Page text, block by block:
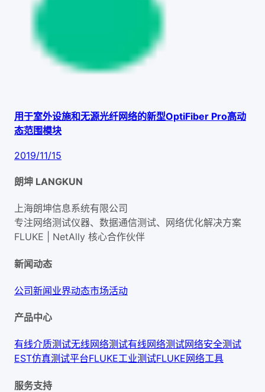
用于室外设施和无源光纤网络的新型OptiFiber Pro高动
态范围模块
2019/11/15
朗坤 LANGKUN
上海朗坤信息系统有限公司
专注网络测试仪器、数据通信测试、网络优化解决方案
FLUKE | NetAlly 核心合作伙伴
新闻动态
公司新闻业界动态市场活动
产品中心
有线介质测试无线网络测试有线网络测试网络安全测试
EST仿真测试平台FLUKE工业测试FLUKE网络工具
服务支持